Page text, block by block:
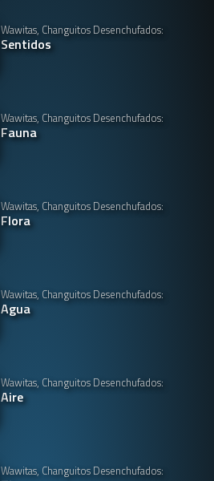
Wawitas, Changuitos Desenchufados:
Sentidos
Wawitas, Changuitos Desenchufados:
Fauna
Wawitas, Changuitos Desenchufados:
Flora
Wawitas, Changuitos Desenchufados:
Agua
Wawitas, Changuitos Desenchufados:
Aire
Wawitas, Changuitos Desenchufados: